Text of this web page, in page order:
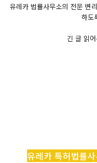
유레카 법률사무소의 전문 변
하도
긴 글 읽
유레카 특허법률